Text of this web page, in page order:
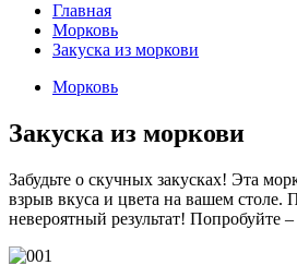
Главная
Морковь
Закуска из моркови
Морковь
Закуска из моркови
Забудьте о скучных закусках! Эта
взрыв вкуса и цвета на вашем столе.
невероятный результат! Попробуйте